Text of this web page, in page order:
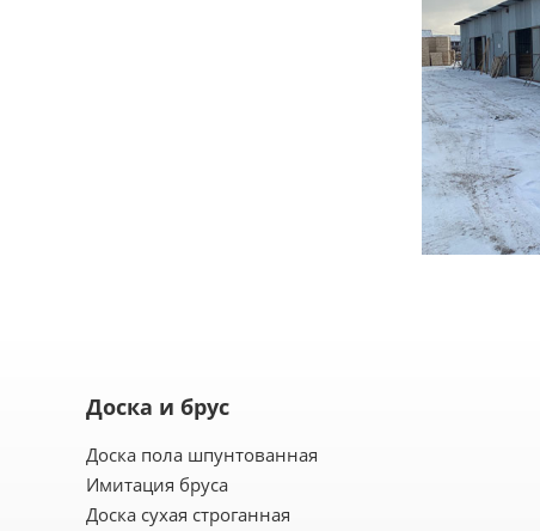
Доска и брус
Доска пола шпунтованная
Имитация бруса
Доска сухая строганная